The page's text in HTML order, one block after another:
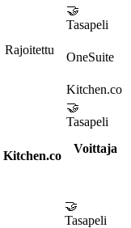
🤝
Tasapeli
Rajoitettu
OneSuite
Kitchen.co
🤝
Tasapeli
Kitchen.co
Voittaja
🤝
Tasapeli